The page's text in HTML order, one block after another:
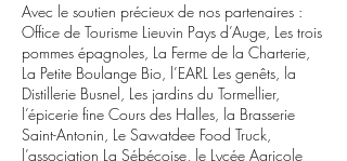
Avec le soutien précieux de nos partenaires :
Office de Tourisme Lieuvin Pays d’Auge, Les trois
pommes épagnoles, La Ferme de la Charterie,
La Petite Boulange Bio, l’EARL Les genêts, la
Distillerie Busnel, Les jardins du Tormellier,
l’épicerie fine Cours des Halles, la Brasserie
Saint-Antonin, Le Sawatdee Food Truck,
l’association La Sébécoise, le Lycée Agricole